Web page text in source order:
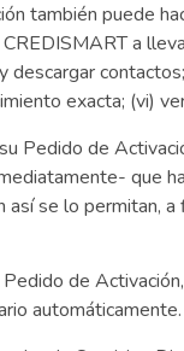
también puede
a
descargar
exacta; (vi)
Pedido de
que
así se lo permitan,
de
automáticamente.